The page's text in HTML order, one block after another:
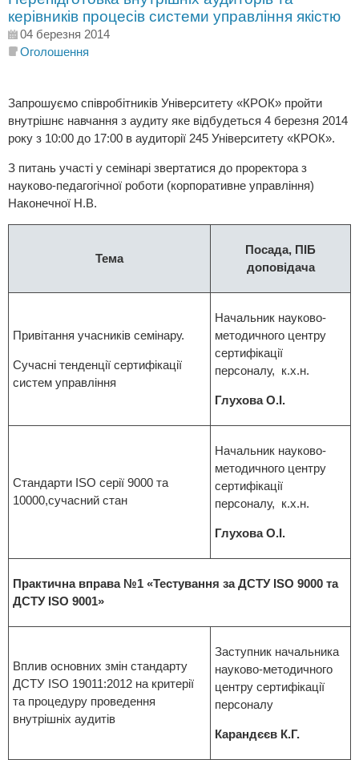
керівників процесів системи управління якістю
04 березня 2014
Оголошення
Запрошуємо співробітників Університету «КРОК» пройти
внутрішнє навчання з аудиту яке відбудеться 4 березня 2014
року з 10:00 до 17:00 в аудиторії 245 Університету «КРОК».
З питань участі у семінарі звертатися до проректора з
науково-педагогічної роботи (корпоративне управління)
Наконечної Н.В.
Тема
Посада, ПІБ
доповідача
Привітання учасників семінару.
Сучасні тенденції сертифікації
систем управління
Начальник науково-
методичного центру
сертифікації
персоналу, к.х.н.
Глухова О.І.
Стандарти ISO серії 9000 та
10000,сучасний стан
Начальник науково-
методичного центру
сертифікації
персоналу, к.х.н.
Глухова О.І.
Практична вправа №1 «Тестування за ДСТУ ISO 9000 та
ДСТУ ISO 9001»
Вплив основних змін стандарту
ДСТУ ISO 19011:2012 на критерії
та процедуру проведення
внутрішніх аудитів
Заступник начальника
науково-методичного
центру сертифікації
персоналу
Карандєєв К.Г.